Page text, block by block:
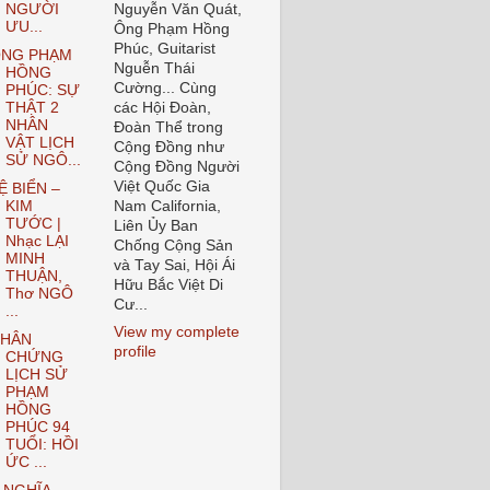
NGƯỜI
ƯU...
PHẠM
HỒNG
PHÚC: SỰ
THẬT 2
NHÂN
VẬT LỊCH
SỬ NGÔ...
BIỂN –
KIM
TƯỚC |
Nhạc LẠI
MINH
THUẬN,
Thơ NGÔ
CHỨNG
LỊCH SỬ
PHẠM
HỒNG
PHÚC 94
TUỔI: HỒI
ỨC ...
Nguyễn Văn Quát,
Ông Phạm Hồng
Phúc, Guitarist
Nguễn Thái
Cường... Cùng
các Hội Đoàn,
Đoàn Thể trong
Cộng Đồng như
Cộng Đồng Người
Việt Quốc Gia
Nam California,
Liên Ủy Ban
Chống Cộng Sản
và Tay Sai, Hội Ái
Hữu Bắc Việt Di
Cư...
View my complete
profile